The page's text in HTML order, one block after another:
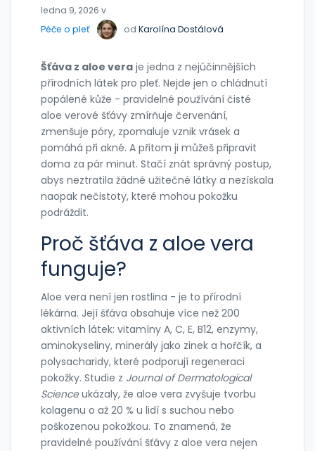
ledna 9, 2026 v
Péče o pleť
od Karolína Dostálová
Šťáva z aloe vera je jedna z nejúčinnějších
přírodních látek pro pleť. Nejde jen o chládnutí
popálené kůže - pravidelné používání čisté
aloe verové šťávy zmírňuje červenání,
zmenšuje póry, zpomaluje vznik vrásek a
pomáhá při akné. A přitom ji můžeš připravit
doma za pár minut. Stačí znát správný postup,
abys neztratila žádné užitečné látky a nezískala
naopak nečistoty, které mohou pokožku
podráždit.
Proč šťáva z aloe vera
funguje?
Aloe vera není jen rostlina - je to přírodní
lékárna. Její šťáva obsahuje více než 200
aktivních látek: vitamíny A, C, E, B12, enzymy,
aminokyseliny, minerály jako zinek a hořčík, a
polysacharidy, které podporují regeneraci
pokožky. Studie z Journal of Dermatological
Scienceukázaly, že aloe vera zvyšuje tvorbu
kolagenu o až 20 % u lidí s suchou nebo
poškozenou pokožkou. To znamená, že
pravidelné používání šťávy z aloe vera nejen